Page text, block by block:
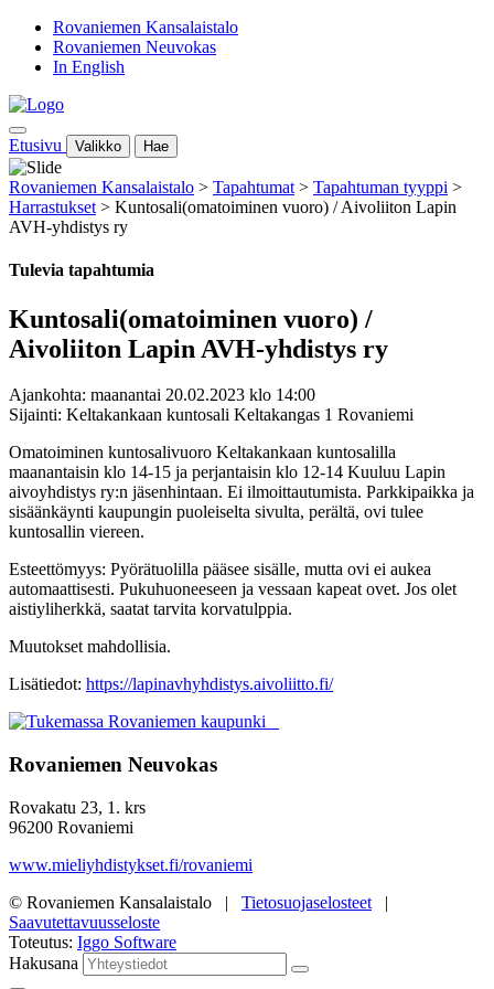
Rovaniemen Kansalaistalo
Rovaniemen Neuvokas
In English
Etusivu Valikko Hae
Rovaniemen Kansalaistalo > Tapahtumat > Tapahtuman tyyppi >
Harrastukset > Kuntosali(omatoiminen vuoro) / Aivoliiton Lapin
AVH-yhdistys ry
Tulevia tapahtumia
Kuntosali(omatoiminen vuoro) /
Aivoliiton Lapin AVH-yhdistys ry
Ajankohta: maanantai 20.02.2023 klo 14:00
Sijainti: Keltakankaan kuntosali Keltakangas 1 Rovaniemi
Omatoiminen kuntosalivuoro Keltakankaan kuntosalilla
maanantaisin klo 14-15 ja perjantaisin klo 12-14 Kuuluu Lapin
aivoyhdistys ry:n jäsenhintaan. Ei ilmoittautumista. Parkkipaikka ja
sisäänkäynti kaupungin puoleiselta sivulta, perältä, ovi tulee
kuntosallin viereen.
Esteettömyys: Pyörätuolilla pääsee sisälle, mutta ovi ei aukea
automaattisesti. Pukuhuoneeseen ja vessaan kapeat ovet. Jos olet
aistiyliherkkä, saatat tarvita korvatulppia.
Muutokset mahdollisia.
Lisätiedot: https://lapinavhyhdistys.aivoliitto.fi/
Rovaniemen Neuvokas
Rovakatu 23, 1. krs
96200 Rovaniemi
www.mieliyhdistykset.fi/rovaniemi
© Rovaniemen Kansalaistalo | Tietosuojaselosteet |
Saavutettavuusseloste
Toteutus: Iggo Software
Hakusana